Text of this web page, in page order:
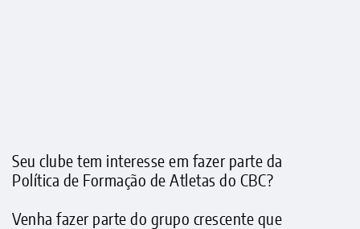
Seu clube tem interesse em fazer parte da
Política de Formação de Atletas do CBC?
Venha fazer parte do grupo crescente que